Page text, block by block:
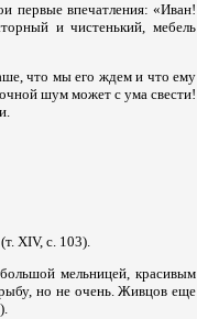
первые впечатления: «Иван!
и чистенький, мебель
что мы его ждем и что ему
шум может с ума свести!
XIV, с. 103).
мельницей, красивым
но не очень. Живцов еще